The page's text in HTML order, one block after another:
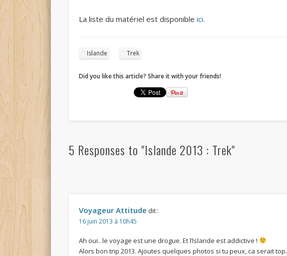
La liste du matériel est disponibleici.
Islande Trek
Did you like this article? Share it with your friends!
5 Responses to "Islande 2013 : Trek"
Voyageur Attitude dit :
16 juin 2013 à 10h45
Ah oui.. le voyage est une drogue. Et l’Islande est addictive !
Alors bon trip 2013. Ajoutes quelques photos si tu peux, ca serait top.